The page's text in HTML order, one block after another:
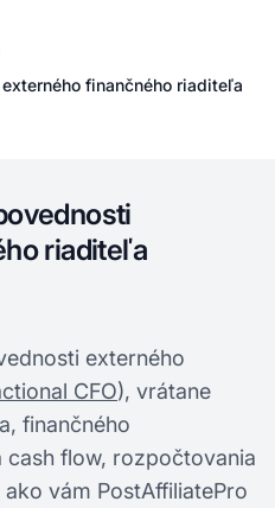
finančného riaditeľa
riaditeľa
externého
CFO), vrátane
finančného
flow, rozpočtovania
vám PostAffiliatePro